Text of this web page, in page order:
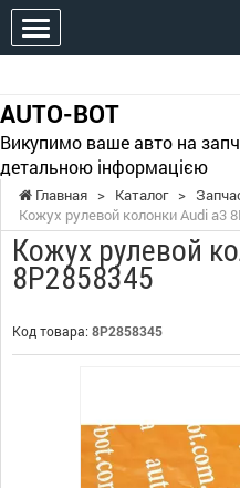
AUTO-BOT
Викупимо ваше авто на
детальною інформацією
Главная > Каталог >
Кожух рулевой колонки Audi a3
Кожух рулевой
8P2858345
Код товара: 8P2858345